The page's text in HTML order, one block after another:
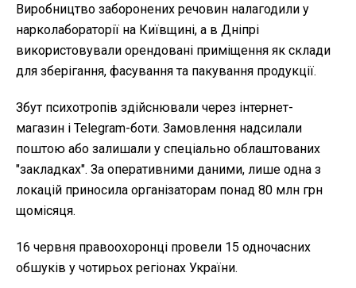
Виробництво заборонених речовин налагодили у
нарколабораторії на Київщині, а в Дніпрі
використовували орендовані приміщення як склади
для зберігання, фасування та пакування продукції.
Збут психотропів здійснювали через інтернет-
магазин і Telegram-боти. Замовлення надсилали
поштою або залишали у спеціально облаштованих
"закладках". За оперативними даними, лише одна з
локацій приносила організаторам понад 80 млн грн
щомісяця.
16 червня правоохоронці провели 15 одночасних
обшуків у чотирьох регіонах України.